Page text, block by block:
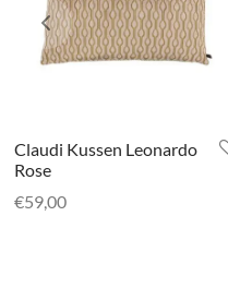
Claudi Kussen Leonardo
Rose
€59,00